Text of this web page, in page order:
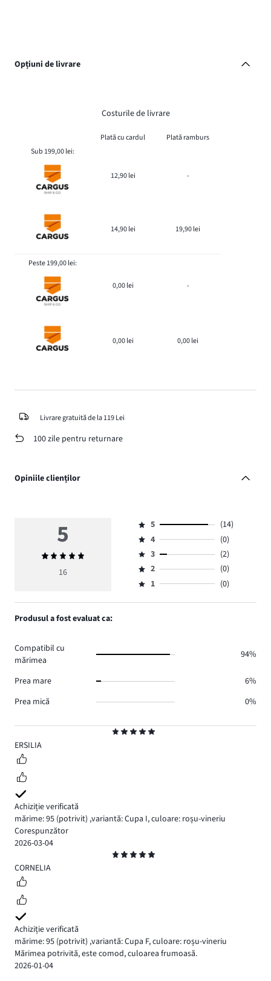
Opțiuni de livrare
Costurile de livrare
Plată cu cardul
Plată ramburs
Sub 199,00 lei:
12,90 lei -
14,90 lei 19,90 lei
Peste 199,00 lei:
0,00 lei -
0,00 lei 0,00 lei
Livrare gratuită de la 119 Lei
100 zile pentru returnare
Opiniile clienților
5
ERSILIA
Achiziție verificată
mărime: 95 (potrivit) ,variantă: Cupa I,culoare: roșu-vineriu
Corespunzător
2026-03-04
5
CORNELIA
Achiziție verificată
mărime: 95 (potrivit) ,variantă: Cupa F,culoare: roșu-vineriu
Mărimea potrivită, este comod, culoarea frumoasă.
2026-01-04
5
Evaluarea
medie
16
Evaluare
5,
numărul
de
voturi
14.
5
(14)
Evaluare
4,
numărul
de
0.
4
(0)
Evaluare
3,
numărul
3
(2)
Evaluare
2,
2
(0)
Evaluare
1,
1 (0)
Produsul a fost evaluat ca:
Compatibil cu
mărimea
94%
Prea mare
6%
Prea mică
0%